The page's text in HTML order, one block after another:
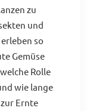
zu
und
so
Gemüse
Rolle
wie lange
Ernte